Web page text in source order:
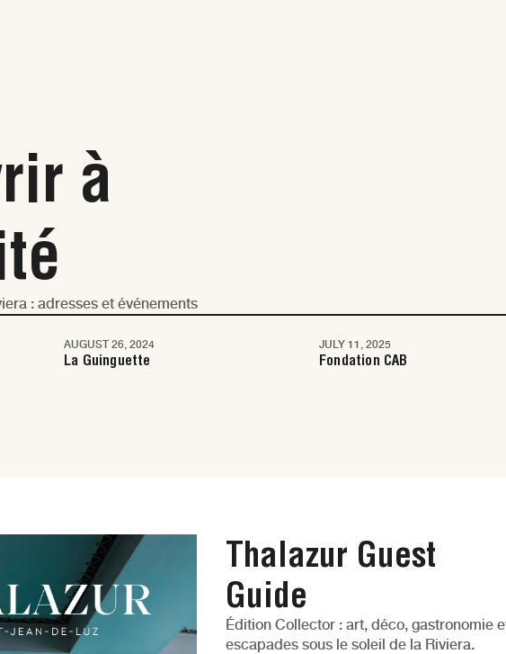
à
: adresses et événements
Nice
AUGUST 26, 2024
La Guinguette Nice
JULY 11, 2025
Fondation CAB
Thalazur Guest
Guide
Édition Collector : art, déco, gastronomie
escapades sous le soleil de la Riviera.